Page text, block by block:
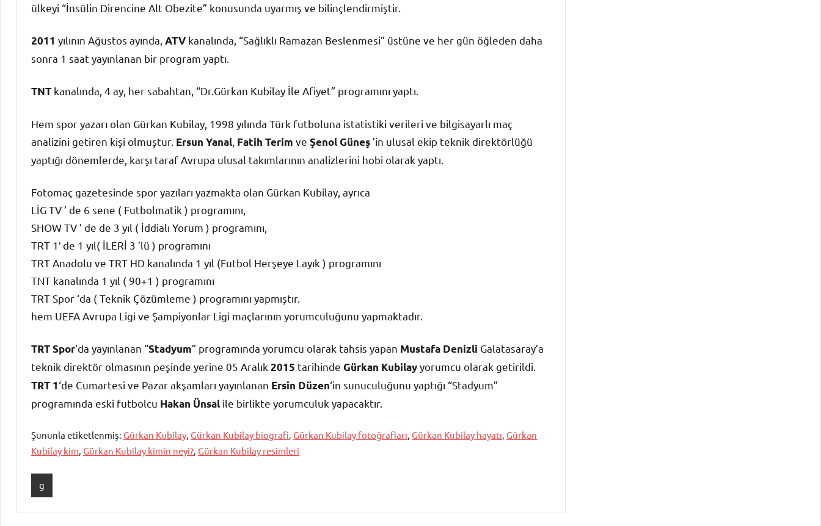
ülkeyi “İnsülin Direncine Alt Obezite” konusunda uyarmış ve bilinçlendirmiştir.
2011 yılının Ağustos ayında, ATV kanalında, “Sağlıklı Ramazan Beslenmesi” üstüne ve her gün öğleden daha
sonra 1 saat yayınlanan bir program yaptı.
TNT kanalında, 4 ay, her sabahtan, “Dr.Gürkan Kubilay İle Afiyet” programını yaptı.
Hem spor yazarı olan Gürkan Kubilay, 1998 yılında Türk futboluna istatistiki verileri ve bilgisayarlı maç
analizini getiren kişi olmuştur. Ersun Yanal Fatih Terim ve Şenol Güneş’in ulusal ekip teknik direktörlüğü
yaptığı dönemlerde, karşı taraf Avrupa ulusal takımlarının analizlerini hobi olarak yaptı.
Fotomaç gazetesinde spor yazıları yazmakta olan Gürkan Kubilay, ayrıca
LİG TV ’ de 6 sene ( Futbolmatik ) programını,
SHOW TV ’ de de 3 yıl ( İddialı Yorum ) programını,
TRT 1′ de 1 yıl( İLERİ 3 ’lü ) programını
TRT Anadolu ve TRT HD kanalında 1 yıl (Futbol Herşeye Layık ) programını
TNT kanalında 1 yıl ( 90+1 ) programını
TRT Spor ‘da ( Teknik Çözümleme ) programını yapmıştır.
hem UEFA Avrupa Ligi ve Şampiyonlar Ligi maçlarının yorumculuğunu yapmaktadır.
TRT Spor‘da yayınlanan “Stadyum” programında yorumcu olarak tahsis yapan Mustafa Denizli Galatasaray’a
teknik direktör olmasının peşinde yerine 05 Aralık 2015 tarihinde Gürkan Kubilayyorumcu olarak getirildi.
TRT 1‘de Cumartesi ve Pazar akşamları yayınlanan Ersin Düzen‘in sunuculuğunu yaptığı “Stadyum”
programında eski futbolcu Hakan Ünsal ile birlikte yorumculuk yapacaktır.
Şununla etiketlenmiş: Gürkan Kubilay, Gürkan Kubilay biografi, Gürkan Kubilay fotoğrafları, Gürkan Kubilay hayatı, Gürkan
Kubilay kim, Gürkan Kubilay kimin neyi?, Gürkan Kubilay resimleri
g